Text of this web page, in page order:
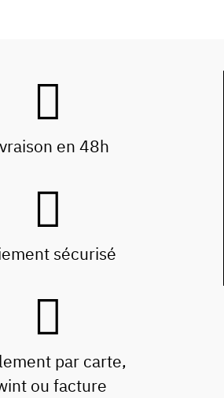
en 48h
sécurisé
par carte,
ou facture